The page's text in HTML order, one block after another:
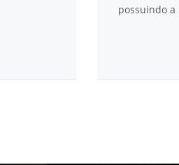
possuindo